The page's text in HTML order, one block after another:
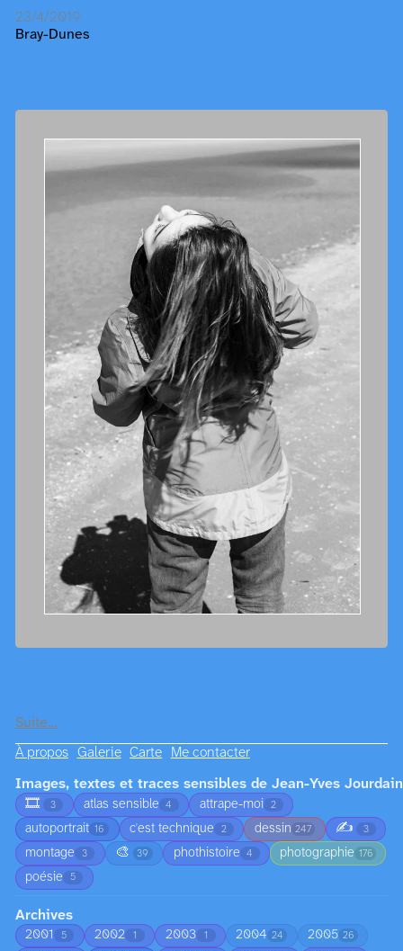
23/4/2019
Bray-Dunes
Suite…
À propos Galerie Carte Me contacter
Images, textes et traces sensibles de Jean-Yves Jourdain
🎞️
3 atlas sensible 4 attrape-moi 2
autoportrait 16 c'est technique 2 dessin 247 ✍️ 3
montage 3 🎨 39 phothistoire 4 photographie 176
poésie 5
Archives
2001 5 2002 1 2003 1 2004 24 2005 26